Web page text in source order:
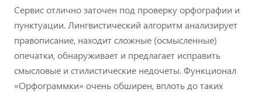
Сервис отлично заточен под проверку орфографии и
пунктуации. Лингвистический алгоритм анализирует
правописание, находит сложные (осмысленные)
опечатки, обнаруживает и предлагает исправить
смысловые и стилистические недочеты. Функционал
«Орфограммки» очень обширен, вплоть до таких